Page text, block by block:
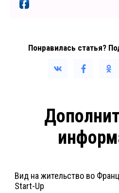
Понравилась статья?
Вид на жительство во
Start-Up